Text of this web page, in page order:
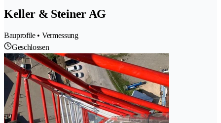
Keller & Steiner AG
Bauprofile • Vermessung
Geschlossen